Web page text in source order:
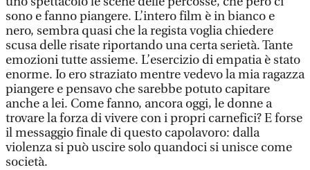
sono e fanno piangere. L’intero film è in bianco e
nero, sembra quasi che la regista voglia chiedere
scusa delle risate riportando una certa serietà. Tante
emozioni tutte assieme. L’esercizio di empatia è stato
enorme. Io ero straziato mentre vedevo la mia ragazza
piangere e pensavo che sarebbe potuto capitare
anche a lei. Come fanno, ancora oggi, le donne a
trovare la forza di vivere con i propri carnefici? E forse
il messaggio finale di questo capolavoro: dalla
violenza si può uscire solo quandoci si unisce come
società.